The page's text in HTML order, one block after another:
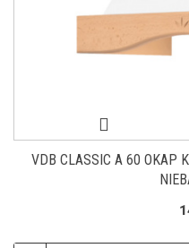
VDB CLASSIC A 60 OKAP